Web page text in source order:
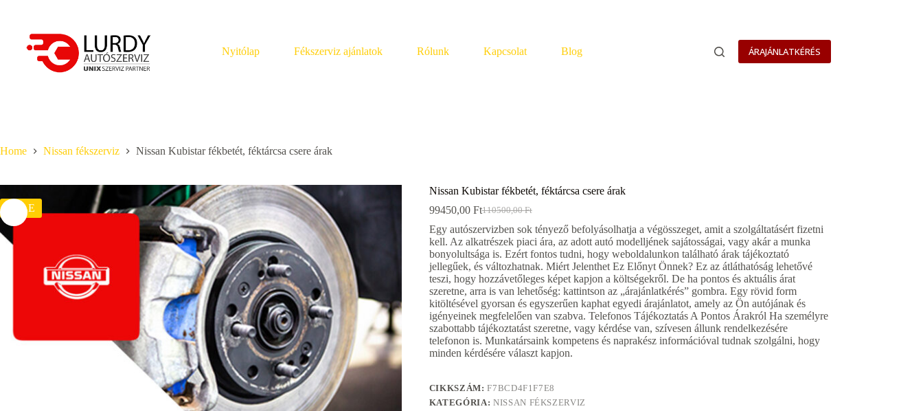
Nyitólap
Fékszerviz ajánlatok Rólunk Kapcsolat Blog ÁRAJÁNLATKÉRÉS
Home Nissan fékszerviz Nissan Kubistar fékbetét, féktárcsa csere árak
SALE
Nissan Kubistar fékbetét, féktárcsa csere árak
110500,00Ft
Original
price
was:
110500,00 Ft.
99450,00 FtCurrent
price
is:
99450,00 Ft.
Egy autószervizben sok tényező befolyásolhatja a végösszeget, amit a szolgáltatásért fizetni
kell. Az alkatrészek piaci ára, az adott autó modelljének sajátosságai, vagy akár a munka
bonyolultsága is. Ezért fontos tudni, hogy weboldalunkon található árak tájékoztató
jellegűek, és változhatnak. Miért Jelenthet Ez Előnyt Önnek? Ez az átláthatóság lehetővé
teszi, hogy hozzávetőleges képet kapjon a költségekről. De ha pontos és aktuális árat
szeretne, arra is van lehetőség: kattintson az „árajánlatkérés” gombra. Egy rövid form
kitöltésével gyorsan és egyszerűen kaphat egyedi árajánlatot, amely az Ön autójának és
igényeinek megfelelően van szabva. Telefonos Tájékoztatás A Pontos Árakról Ha személyre
szabottabb tájékoztatást szeretne, vagy kérdése van, szívesen állunk rendelkezésére
telefonon is. Munkatársaink kompetens és naprakész információval tudnak szolgálni, hogy
minden kérdésére választ kapjon.
CIKKSZÁM:F7BCD4F1F7E8
KATEGÓRIA: NISSAN FÉKSZERVIZ